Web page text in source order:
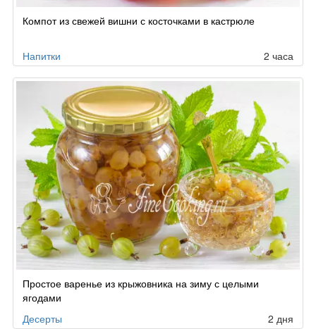
Компот из свежей вишни с косточками в кастрюле
Напитки 2 часа
Простое варенье из крыжовника на зиму с целыми
ягодами
Десерты
2 дня